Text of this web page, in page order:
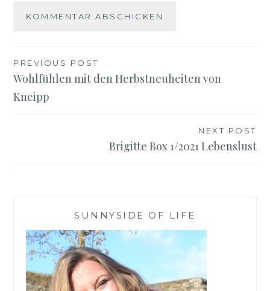
Beitragsnavigation
PREVIOUS POST
Wohlfühlen mit den Herbstneuheiten von
Kneipp
NEXT POST
Brigitte Box 1/2021 Lebenslust
SUNNYSIDE OF LIFE